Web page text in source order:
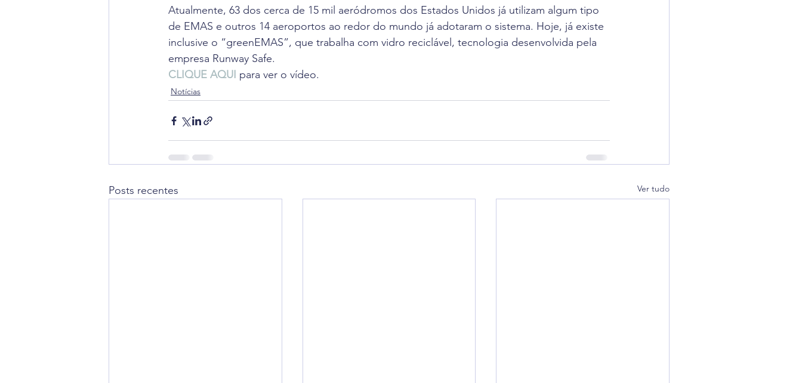
Atualmente, 63 dos cerca de 15 mil aeródromos dos Estados Unidos já utilizam algum tipo
de EMAS e outros 14 aeroportos ao redor do mundo já adotaram o sistema. Hoje, já existe
inclusive o “greenEMAS”, que trabalha com vidro reciclável, tecnologia desenvolvida pela
empresa Runway Safe.
CLIQUE AQUI para ver o vídeo.
Notícias
Posts recentes Ver tudo